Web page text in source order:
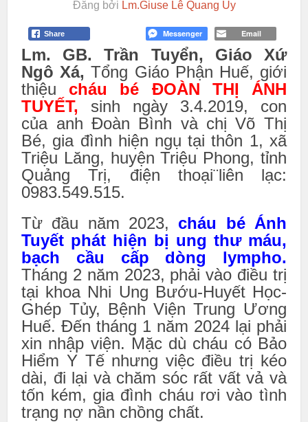
Đăng bởi Lm.Giuse Lê Quang Uy
Share Messenger Email
Lm. GB. Trần Tuyển, Giáo Xứ
Ngô Xá, Tổng Giáo Phận Huế, giới
thiệu cháu bé ĐOÀN THỊ ÁNH
TUYẾT,
sinh ngày 3.4.2019, con
của anh Đoàn Bình và chị Võ Thị
Bé, gia đình hiện ngụ tại thôn 1, xã
Triệu Lăng, huyện Triệu Phong, tỉnh
Quảng Trị, điện thoại¨liên lạc:
0983.549.515.
Từ đầu năm 2023, cháu bé Ánh
Tuyết phát hiện bị ung thư máu,
bạch cầu cấp dòng lympho.
Tháng 2 năm 2023, phải vào điều trị
tại khoa Nhi Ung Bướu-Huyết Học-
Ghép Tủy, Bệnh Viện Trung Ương
Huế. Đến tháng 1 năm 2024 lại phải
xin nhập viện. Mặc dù cháu có Bảo
Hiểm Y Tế nhưng việc điều trị kéo
dài, đi lại và chăm sóc rất vất vả và
tốn kém, gia đình cháu rơi vào tình
trạng nợ nần chồng chất.